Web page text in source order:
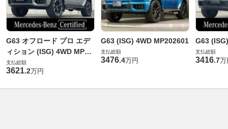
G63 オフロード プロ エデ
ィション (ISG) 4WD MP20
2601
支払総額
3621.2万円
G63 (ISG) 4WD MP202601
支払総額
3476.4万円
G63
支払総額
3416.7万